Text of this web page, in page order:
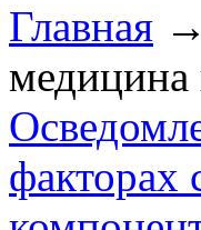
Главная →
медицина
факторах